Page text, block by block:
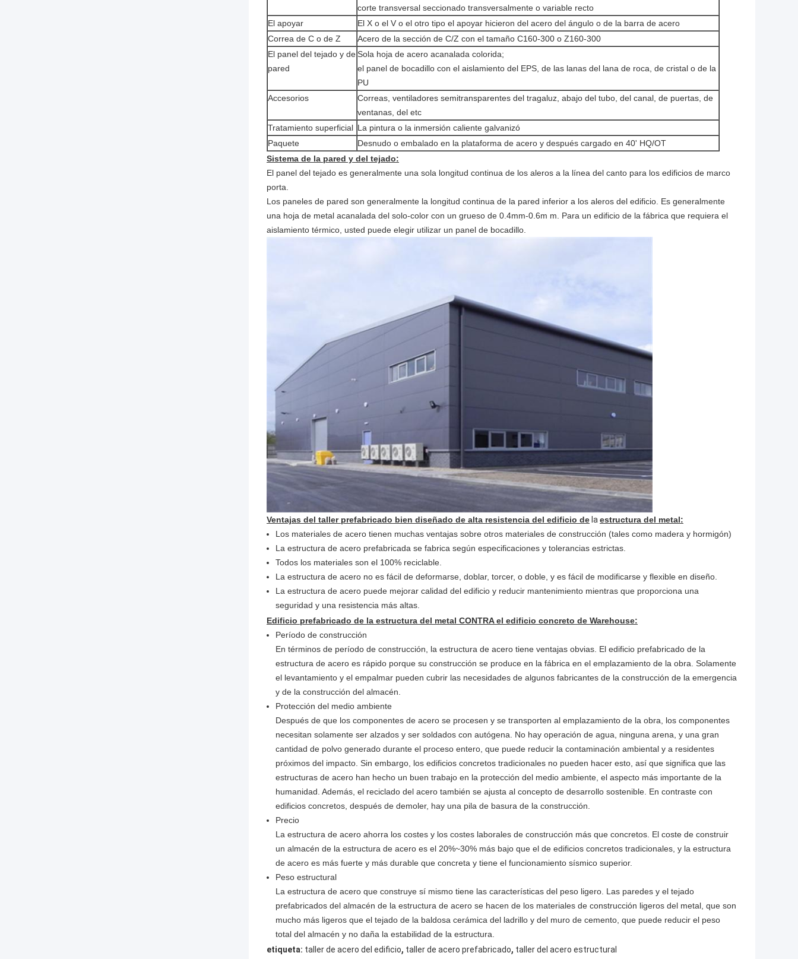
corte transversal seccionado transversalmente o variable recto
El apoyar
El X o el V o el otro tipo el apoyar hicieron del acero del ángulo o de la barra de acero
Correa de C o de Z
Acero de la sección de C/Z con el tamaño C160-300 o Z160-300
El panel del tejado y de
pared
Sola hoja de acero acanalada colorida;
el panel de bocadillo con el aislamiento del EPS, de las lanas del lana de roca, de cristal o de la
PU
Accesorios
Correas, ventiladores semitransparentes del tragaluz, abajo del tubo, del canal, de puertas, de
ventanas, del etc
Tratamiento superficial La pintura o la inmersión caliente galvanizó
Paquete
Desnudo o embalado en la plataforma de acero y después cargado en 40' HQ/OT
Sistema de la pared y del tejado:
El panel del tejado es generalmente una sola longitud continua de los aleros a la línea del canto para los edificios de marco
porta.
Los paneles de pared son generalmente la longitud continua de la pared inferior a los aleros del edificio. Es generalmente
una hoja de metal acanalada del solo-color con un grueso de 0.4mm-0.6m m. Para un edificio de la fábrica que requiera el
aislamiento térmico, usted puede elegir utilizar un panel de bocadillo.
Ventajas del taller prefabricado bien diseñado de alta resistencia del edificio de la estructura del metal:
Los materiales de acero tienen muchas ventajas sobre otros materiales de construcción (tales como madera y hormigón)
La estructura de acero prefabricada se fabrica según especificaciones y tolerancias estrictas.
Todos los materiales son el 100% reciclable.
La estructura de acero no es fácil de deformarse, doblar, torcer, o doble, y es fácil de modificarse y flexible en diseño.
La estructura de acero puede mejorar calidad del edificio y reducir mantenimiento mientras que proporciona una
seguridad y una resistencia más altas.
Edificio prefabricado de la estructura del metal CONTRA el edificio concreto de Warehouse:
Período de construcción
En términos de período de construcción, la estructura de acero tiene ventajas obvias. El edificio prefabricado de la
estructura de acero es rápido porque su construcción se produce en la fábrica en el emplazamiento de la obra. Solamente
el levantamiento y el empalmar pueden cubrir las necesidades de algunos fabricantes de la construcción de la emergencia
y de la construcción del almacén.
Protección del medio ambiente
Después de que los componentes de acero se procesen y se transporten al emplazamiento de la obra, los componentes
necesitan solamente ser alzados y ser soldados con autógena. No hay operación de agua, ninguna arena, y una gran
cantidad de polvo generado durante el proceso entero, que puede reducir la contaminación ambiental y a residentes
próximos del impacto. Sin embargo, los edificios concretos tradicionales no pueden hacer esto, así que significa que las
estructuras de acero han hecho un buen trabajo en la protección del medio ambiente, el aspecto más importante de la
humanidad. Además, el reciclado del acero también se ajusta al concepto de desarrollo sostenible. En contraste con
edificios concretos, después de demoler, hay una pila de basura de la construcción.
Precio
La estructura de acero ahorra los costes y los costes laborales de construcción más que concretos. El coste de construir
un almacén de la estructura de acero es el 20%~30% más bajo que el de edificios concretos tradicionales, y la estructura
de acero es más fuerte y más durable que concreta y tiene el funcionamiento sísmico superior.
Peso estructural
La estructura de acero que construye sí mismo tiene las características del peso ligero. Las paredes y el tejado
prefabricados del almacén de la estructura de acero se hacen de los materiales de construcción ligeros del metal, que son
mucho más ligeros que el tejado de la baldosa cerámica del ladrillo y del muro de cemento, que puede reducir el peso
total del almacén y no daña la estabilidad de la estructura.
etiqueta: taller de acero del edificio, taller de acero prefabricado, taller del acero estructural